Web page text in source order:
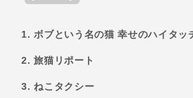
1. ボブという名の猫 幸せのハイタッ
2. 旅猫リポート
3. ねこタクシー